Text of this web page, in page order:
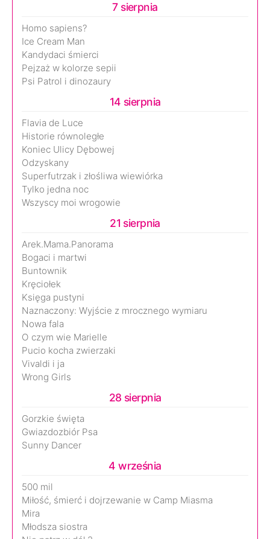
7 sierpnia
Homo sapiens?
Ice Cream Man
Kandydaci śmierci
Pejzaż w kolorze sepii
Psi Patrol i dinozaury
14 sierpnia
Flavia de Luce
Historie równoległe
Koniec Ulicy Dębowej
Odzyskany
Superfutrzak i złośliwa wiewiórka
Tylko jedna noc
Wszyscy moi wrogowie
21 sierpnia
Arek.Mama.Panorama
Bogaci i martwi
Buntownik
Kręciołek
Księga pustyni
Naznaczony: Wyjście z mrocznego wymiaru
Nowa fala
O czym wie Marielle
Pucio kocha zwierzaki
Vivaldi i ja
Wrong Girls
28 sierpnia
Gorzkie święta
Gwiazdozbiór Psa
Sunny Dancer
4 września
500 mil
Miłość, śmierć i dojrzewanie w Camp Miasma
Mira
Młodsza siostra